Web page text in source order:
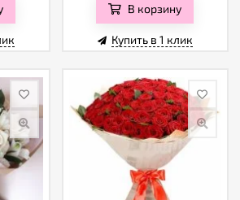
В корзину
Купить в 1 клик